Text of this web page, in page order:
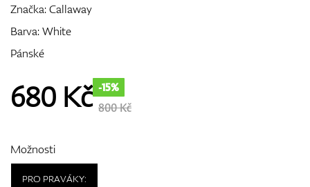
Značka:Callaway
Barva: White
Pánské
680 Kč -15%
800 Kč
Možnosti
PRO PRAVÁKY: